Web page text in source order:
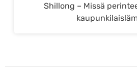
Shillong – Missä